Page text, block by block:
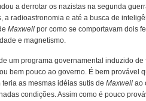
a derrotar os nazistas na segunda
a radioastronomia e até a busca de
Maxwell por como se comportavam dois
e magnetismo.
um programa governamental induzido
bem pouco ao governo. É bem provável
as mesmas idéias sutis de Maxwell ao
condições. Assim como é pouco